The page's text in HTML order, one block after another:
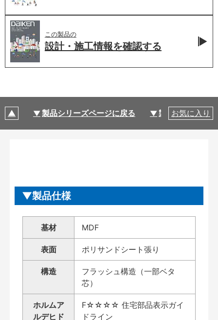
この製品の
設計・施工情報を確認する
製品シリーズページに戻る 製品仕様
お気に入り
製品仕様
基材 MDF
表面 ポリサンドシート張り
構造
フラッシュ構造（一部ベタ
芯）
ホルムア
ルデヒド
F☆☆☆☆ 住宅部品表示ガイ
ドライン